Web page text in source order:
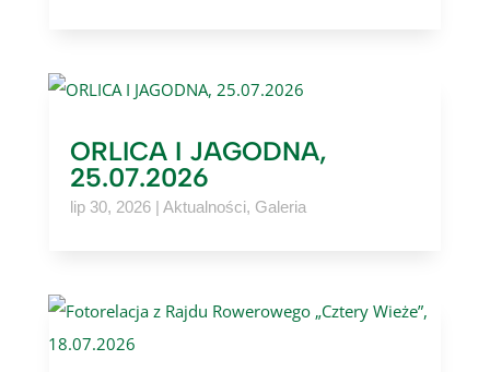
ORLICA I JAGODNA,
25.07.2026
lip 30, 2026| Aktualności, Galeria